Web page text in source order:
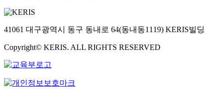
41061 대구광역시 동구 동내로 64(동내동1119) KERIS빌딩
Copyright© KERIS. ALL RIGHTS RESERVED